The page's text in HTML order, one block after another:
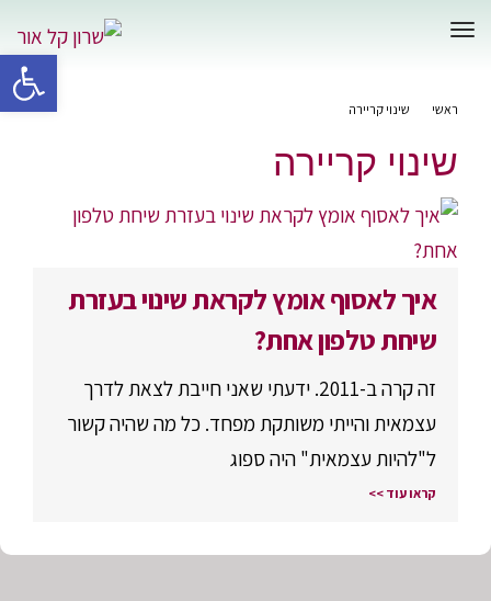
תפריט
ראשי שינוי קריירה
שינוי קריירה
איך לאסוף אומץ לקראת שינוי בעזרת
שיחת טלפון אחת?
זה קרה ב-2011. ידעתי שאני חייבת לצאת לדרך
עצמאית והייתי משותקת מפחד. כל מה שהיה קשור
ל"להיות עצמאית" היה ספוג
קראו עוד >>
פתח